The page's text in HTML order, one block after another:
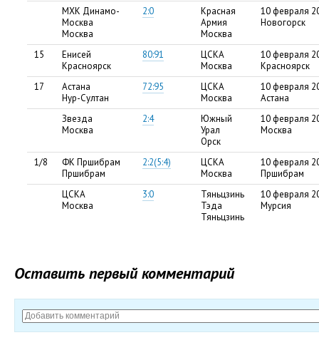
МХК Динамо-
Москва
Москва
2:0
Красная
Армия
Москва
10 февраля
Новогорск
15
Енисей
Красноярск
80:91
ЦСКА
Москва
10 февраля
Красноярск
17
Астана
Нур-Султан
72:95
ЦСКА
Москва
10 февраля
Астана
Звезда
Москва
2:4
Южный
Урал
Орск
10 февраля
Москва
1/8
ФК Пршибрам
Пршибрам
2:2(5:4)
ЦСКА
Москва
10 февраля
Пршибрам
ЦСКА
Москва
3:0
Тяньцзинь
Тэда
Тяньцзинь
10 февраля
Мурсия
Оставить первый комментарий